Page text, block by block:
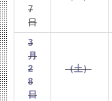
7
日
3
月
2
8
日
（土）